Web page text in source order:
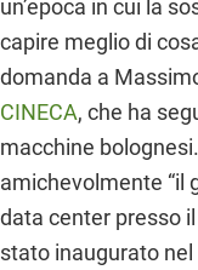
un’epoca in cui la
capire meglio di
domanda a
CINECA, che ha
macchine
amichevolmente “il
data center presso il
stato inaugurato